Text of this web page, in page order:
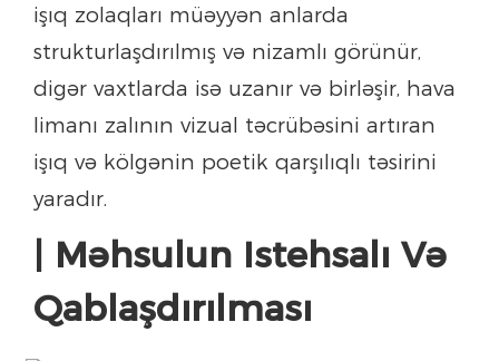
işıq zolaqları müəyyən anlarda
strukturlaşdırılmış və nizamlı görünür,
digər vaxtlarda isə uzanır və birləşir, hava
limanı zalının vizual təcrübəsini artıran
işıq və kölgənin poetik qarşılıqlı təsirini
yaradır.
| Məhsulun Istehsalı Və
Qablaşdırılması